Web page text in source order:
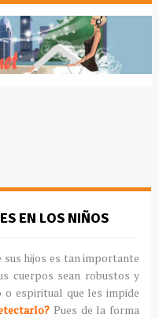
EN LOS NIÑOS
sus hijos es tan importante
cuerpos sean robustos y
o espiritual que les impide
Pues de la forma